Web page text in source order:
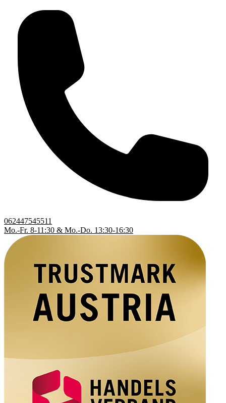
062447545511
Mo.-Fr. 8-11:30 & Mo.-Do. 13:30-16:30